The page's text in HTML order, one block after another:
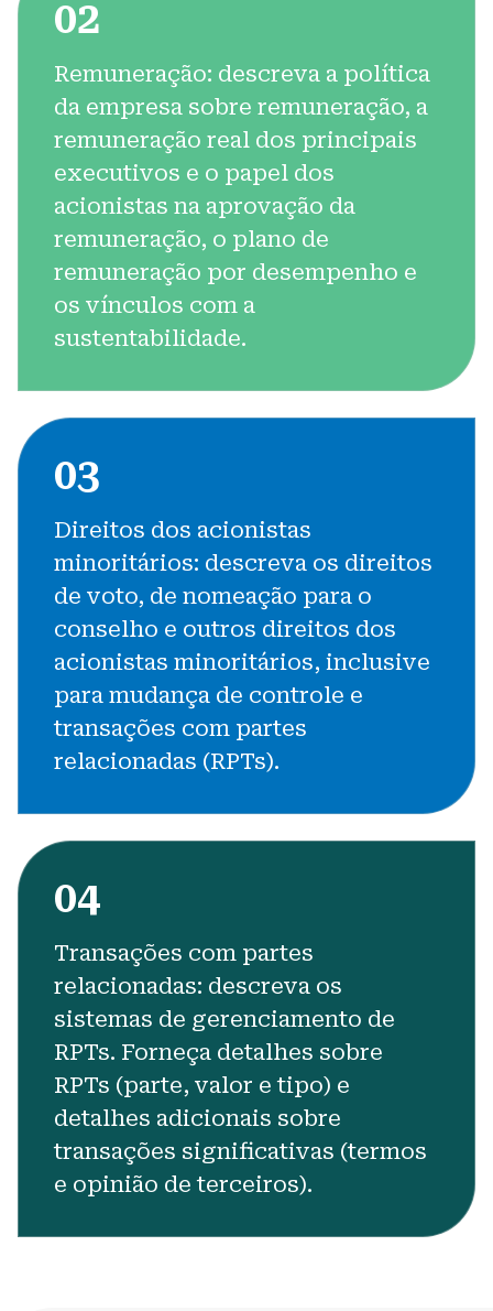
sustentabilidade
4.5 Desempenho de sustentabilidade e análise
extrafinanceira
4.6 Divulgação do clima - métricas e metas
02
Remuneração: descreva a política
da empresa sobre remuneração, a
remuneração real dos principais
executivos e o papel dos
acionistas na aprovação da
remuneração, o plano de
remuneração por desempenho e
os vínculos com a
sustentabilidade.
03
Direitos dos acionistas
minoritários: descreva os direitos
de voto, de nomeação para o
conselho e outros direitos dos
acionistas minoritários, inclusive
para mudança de controle e
transações com partes
relacionadas (RPTs).
04
Transações com partes
relacionadas: descreva os
sistemas de gerenciamento de
RPTs. Forneça detalhes sobre
RPTs (parte, valor e tipo) e
detalhes adicionais sobre
transações significativas (termos
e opinião de terceiros).